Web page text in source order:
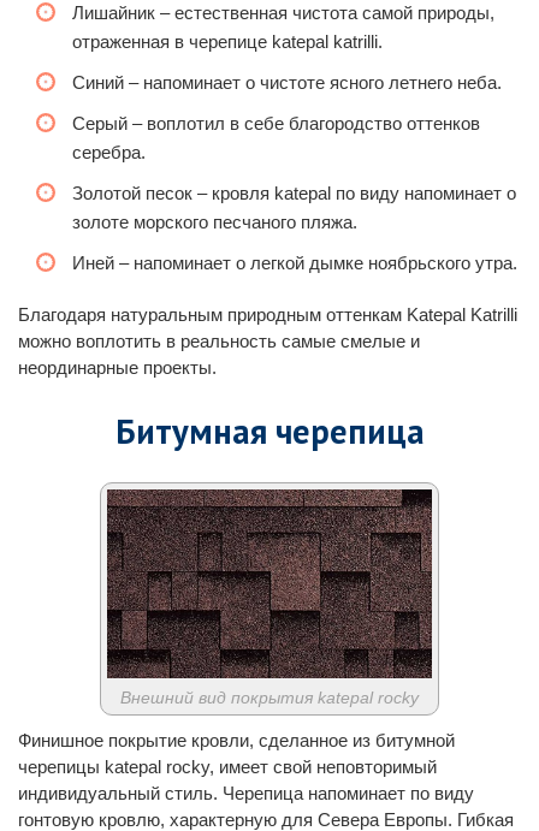
Лишайник – естественная чистота самой природы,
отраженная в черепице katepal katrilli.
Синий – напоминает о чистоте ясного летнего неба.
Серый – воплотил в себе благородство оттенков
серебра.
Золотой песок – кровля katepal по виду напоминает о
золоте морского песчаного пляжа.
Иней – напоминает о легкой дымке ноябрьского утра.
Благодаря натуральным природным оттенкам Katepal Katrilli
можно воплотить в реальность самые смелые и
неординарные проекты.
Битумная черепица
Внешний вид покрытия katepal rocky
Финишное покрытие кровли, сделанное из битумной
черепицы katepal rocky, имеет свой неповторимый
индивидуальный стиль. Черепица напоминает по виду
гонтовую кровлю, характерную для Севера Европы. Гибкая